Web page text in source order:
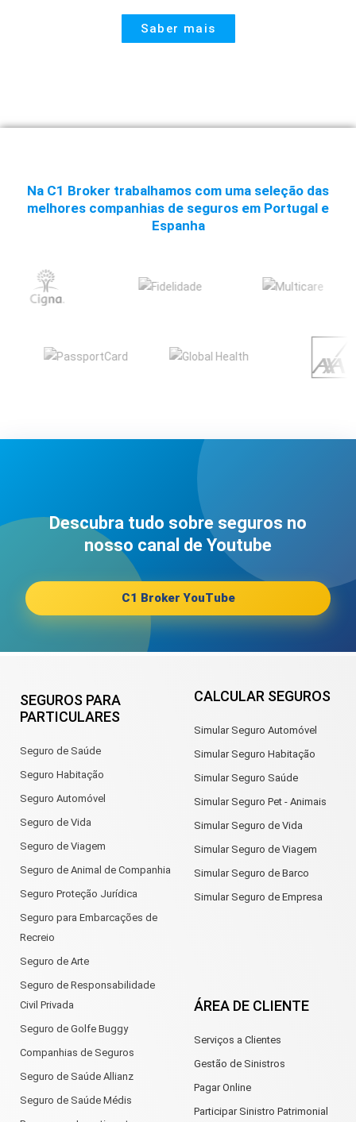
Saber mais
Na C1 Broker trabalhamos com uma seleção das
melhores companhias de seguros em Portugal e
Espanha
Descubra tudo sobre seguros no
nosso canal de Youtube
C1 Broker YouTube
SEGUROS PARA
PARTICULARES
Seguro de Saúde
Seguro Habitação
Seguro Automóvel
Seguro de Vida
Seguro de Viagem
Seguro de Animal de Companhia
Seguro Proteção Jurídica
Seguro para Embarcações de
Recreio
Seguro de Arte
Seguro de Responsabilidade
Civil Privada
Seguro de Golfe Buggy
Companhias de Seguros
Seguro de Saúde Allianz
Seguro de Saúde Médis
CALCULAR SEGUROS
Simular Seguro Automóvel
Simular Seguro Habitação
Simular Seguro Saúde
Simular Seguro Pet - Animais
Simular Seguro de Vida
Simular Seguro de Viagem
Simular Seguro de Barco
Simular Seguro de Empresa
ÁREA DE CLIENTE
Serviços a Clientes
Gestão de Sinistros
Pagar Online
Participar Sinistro Patrimonial